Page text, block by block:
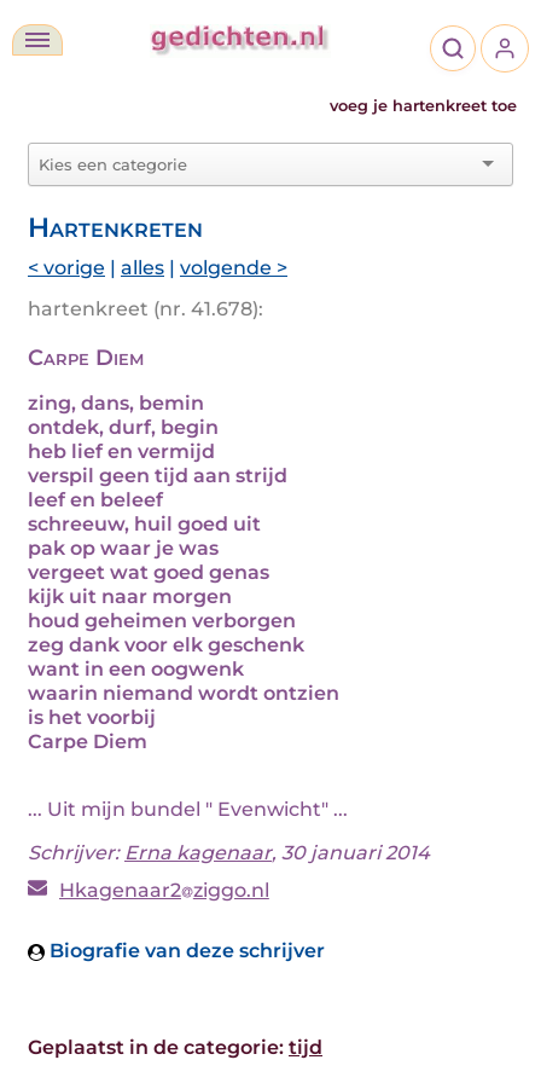
voeg je hartenkreet toe
Hartenkreten
< vorige | alles | volgende >
hartenkreet (nr. 41.678):
Carpe Diem
zing, dans, bemin
ontdek, durf, begin
heb lief en vermijd
verspil geen tijd aan strijd
leef en beleef
schreeuw, huil goed uit
pak op waar je was
vergeet wat goed genas
kijk uit naar morgen
houd geheimen verborgen
zeg dank voor elk geschenk
want in een oogwenk
waarin niemand wordt ontzien
is het voorbij
Carpe Diem
... Uit mijn bundel " Evenwicht" ...
Schrijver: Erna kagenaar, 30 januari 2014
Hkagenaar2 ziggo.nl
Biografie van deze schrijver
Geplaatst in de categorie: tijd